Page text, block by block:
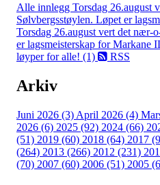
Alle innlegg Torsdag 26.august
Sølvbergsstøylen. Løpet er
Torsdag 26.august vert det nær-
er lagsmeisterskap for Markane
løyper for alle! (1)
RSS
Arkiv
Juni 2026 (3) April 2026 (4)
2026 (6) 2025 (92) 2024 (66)
(51) 2019 (60) 2018 (64) 2017
(264) 2013 (266) 2012 (231)
(70) 2007 (60) 2006 (51) 2005